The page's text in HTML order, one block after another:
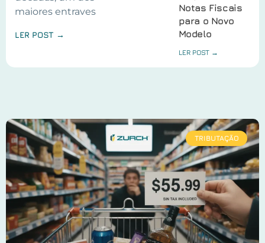
maiores entraves
LER POST →
Notas Fiscais
para o Novo
Modelo
LER POST →
TRIBUTAÇÃO